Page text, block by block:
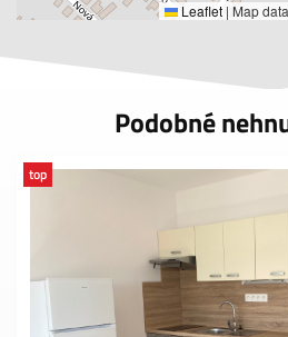
Leaflet | Map
Podobné
top